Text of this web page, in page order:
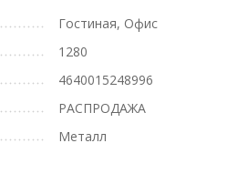
Гостиная, Офис
1280
4640015248996
РАСПРОДАЖА
Металл